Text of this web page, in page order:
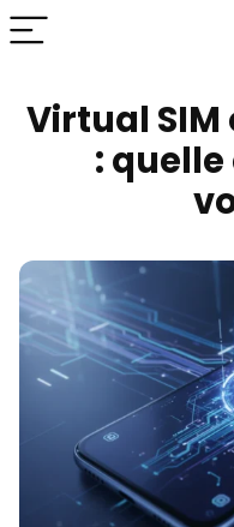
Virtual SIM
: